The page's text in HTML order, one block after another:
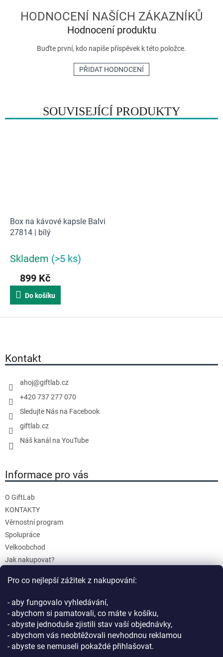
Pro co nejlepší zážitek z nakupování:
- aby fungovalo vyhledávání,
- abychom si pamatovali, co máte v košíku,
- abyste jednoduše zjistili stav vaší objednávky,
- abychom vás neobtěžovali nevhodnou reklamou
- abyste se nemuseli pokaždé přihlašovat.
SOUVISEJÍCÍ PRODUKTY
Box na kávové kapsle Balvi
27814 | bílý
Skladem (>5 ks)
899 Kč
Do košíku
Hodnocení produktu
Buďte první, kdo napíše příspěvek k této položce.
PŘIDAT HODNOCENÍ
Kontakt
ahoj@giftlab.cz
+420 737 277 070
Sledujte Nás na Facebook
giftlab.cz
Náš kanál na YouTube
Informace pro vás
O GiftLab
KONTAKTY
Věrnostní program
Spolupráce
Velkoobchod
Jak nakupovat?
Reklamace a Vrácení
Podmínky ochrany osobních údajů